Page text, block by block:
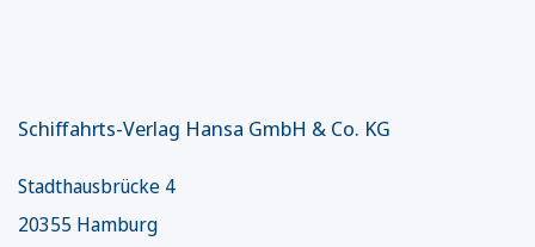
Schiffahrts-Verlag Hansa GmbH & Co. KG
Stadthausbrücke 4
20355 Hamburg